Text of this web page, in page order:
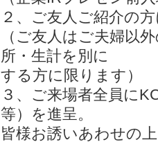
２、ご友人ご紹介の
（ご友人はご夫婦以
所・生計を別に
する方に限ります）
３、ご来場者全員に
等）を進呈。
皆様お誘いあわせの